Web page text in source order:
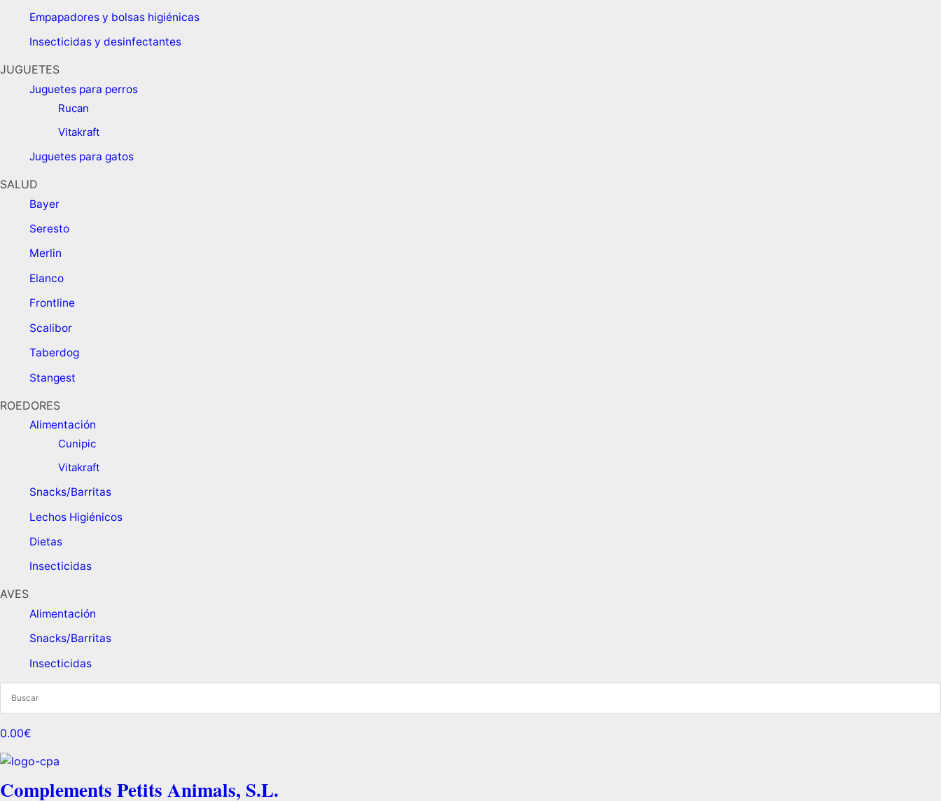
Empapadores y bolsas higiénicas
Insecticidas y desinfectantes
JUGUETES
Juguetes para perros ​
Rucan
Vitakraft
Juguetes para gatos
SALUD
Bayer
Seresto
Merlin
Elanco
Frontline
Scalibor
Taberdog
Stangest
ROEDORES
Alimentación ​
Cunipic
Vitakraft
Snacks/Barritas
Lechos Higiénicos
Dietas ​
Insecticidas
AVES
Alimentación
Snacks/Barritas
Insecticidas
0.00€
Complements Petits Animals, S.L.